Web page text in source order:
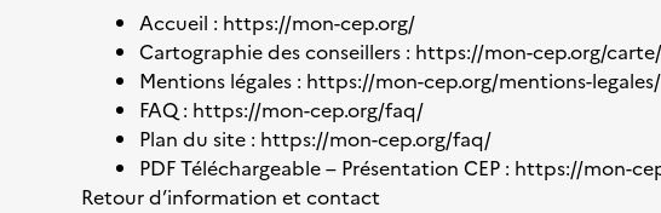
Accueil : https://mon-cep.org/
Cartographie des conseillers : https://mon-cep.org/carte/
Mentions légales : https://mon-cep.org/mentions-legales/
FAQ : https://mon-cep.org/faq/
Plan du site : https://mon-cep.org/faq/
PDF Téléchargeable – Présentation CEP : https://mon-
Retour d’information et contact